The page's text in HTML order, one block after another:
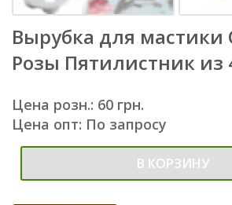
Вырубка для мастики
Розы Пятилистник из
Цена розн.: 60 грн.
Цена опт: По запросу
В КОРЗИНУ